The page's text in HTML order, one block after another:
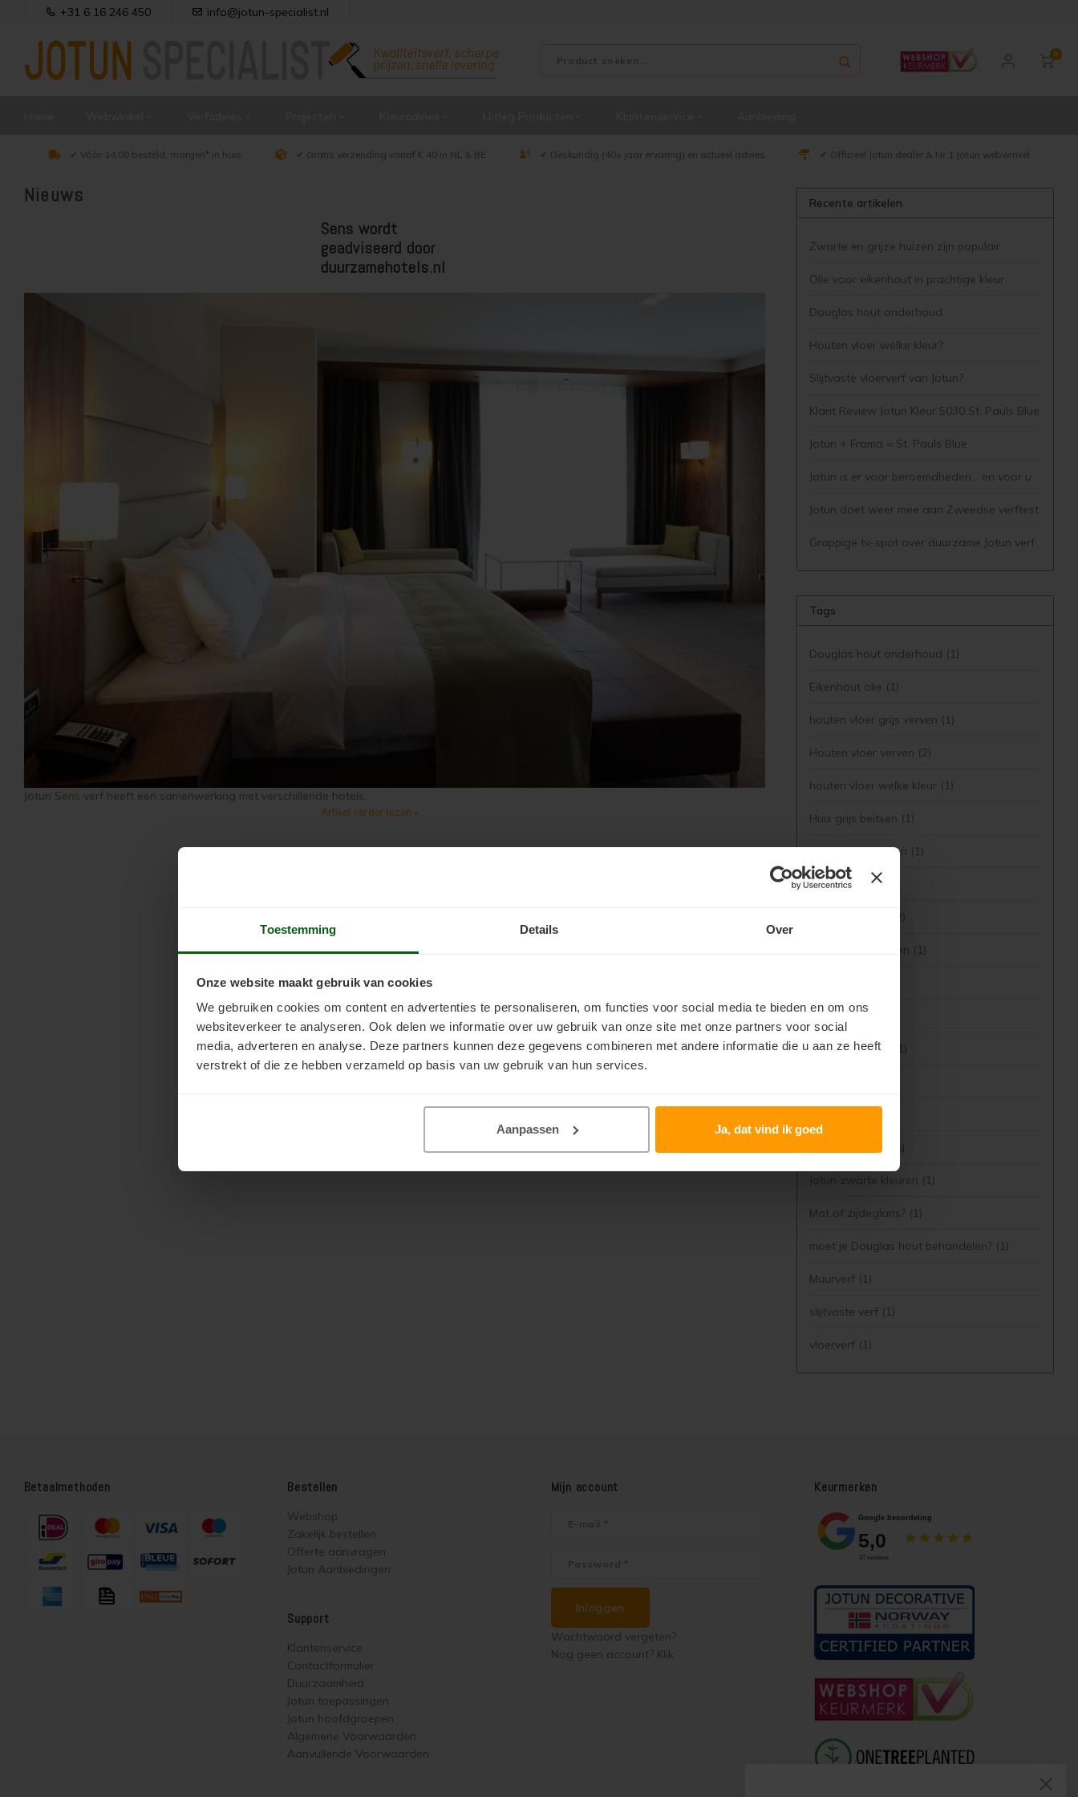
Toestemming Details Over
Onze website maakt gebruik van cookies
We gebruiken cookies om content en advertenties te personaliseren, om functies voor social media te bieden en om ons
websiteverkeer te analyseren. Ook delen we informatie over uw gebruik van onze site met onze partners voor social
media, adverteren en analyse. Deze partners kunnen deze gegevens combineren met andere informatie die u aan ze heeft
verstrekt of die ze hebben verzameld op basis van uw gebruik van hun services.
Aanpassen Ja, dat vind ik goed
+31 6 16 246 450 info@jotun-specialist.nl
0
✔ Vóór 14:00 besteld, morgen* in huis ✔ Gratis verzending vanaf € 40 in NL & BE ✔ Deskundig (40+ jaar ervaring) en actueel advies ✔ Officieel Jotun dealer & Nr 1 Jotun webwinkel
Nieuws
Sens wordt
geadviseerd door
duurzamehotels.nl
Jotun Sens verf heeft een samenwerking met verschillende hotels.
Artikel verder lezen »
Recente artikelen
Zwarte en grijze huizen zijn populair
Olie voor eikenhout in prachtige kleur
Douglas hout onderhoud
Houten vloer welke kleur?
Slijtvaste vloerverf van Jotun?
Klant Review Jotun Kleur 5030 St. Pauls Blue
Jotun + Frama = St. Pauls Blue
Jotun is er voor beroemdheden... en voor u
Jotun doet weer mee aan Zweedse verftest
Grappige tv-spot over duurzame Jotun verf
Tags
Douglas hout onderhoud (1)
Eikenhout olie (1)
houten vloer grijs verven (1)
Houten vloer verven (2)
houten vloer welke kleur (1)
Huis grijs beitsen (1)
Huis zwart beitsen (1)
Jotun(3)
(2)
Jotun grijze kleuren (1)
Jotun Kleuren
Jotun Lady Verf (1)
Jotun vloerverf (1)
Jotun zwarte kleuren (1)
Mat of zijdeglans? (1)
moet je Douglas hout behandelen? (1)
Muurverf (1)
slijtvaste verf (1)
vloerverf (1)
Betaalmethoden Bestellen
Webshop
Zakelijk bestellen
Offerte aanvragen
Jotun Aanbiedingen
Support
Klantenservice
Contactformulier
Duurzaamheid
Jotun toepassingen
Jotun hoofdgroepen
Algemene Voorwaarden
Aanvullende Voorwaarden
Mijn account
Inloggen
Wachtwoord vergeten?
Nog geen account? Klik
Keurmerken